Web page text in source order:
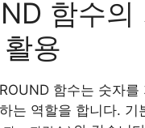
함수의
용
함수는 숫자를
는 역할을 합니다. 기